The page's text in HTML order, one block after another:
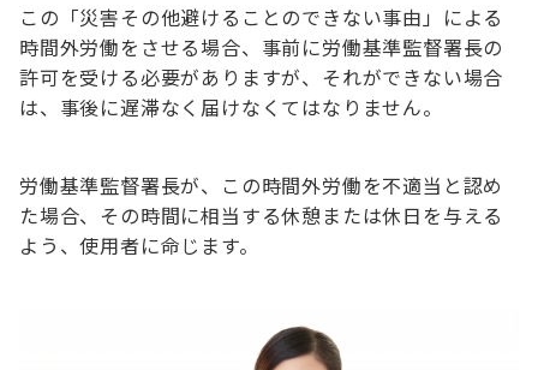
この「災害その他避けることのできない事由」による
時間外労働をさせる場合、事前に労働基準監督署長の
許可を受ける必要がありますが、それができない場合
は、事後に遅滞なく届けなくてはなりません。
労働基準監督署長が、この時間外労働を不適当と認め
た場合、その時間に相当する休憩または休日を与える
よう、使用者に命じます。